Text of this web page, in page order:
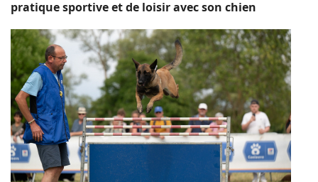
pratique sportive et de loisir avec son chien